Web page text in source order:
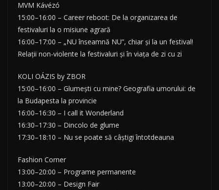
MVM Kávézó
15:00–16:00 – Career reboot: De la organizarea de
festivaluri la o misiune agrară
16:00–17:00 – „NU înseamnă NU”, chiar și la un festival!
Relații non-violente la festivaluri și în viața de zi cu zi
KOLI OÁZIS by ZBOR
15:00–16:00 – Glumești cu mine? Geografia umorului: de
la Budapesta la provincie
16:00–16:30 – I call it Wonderland
16:30–17:30 – Dincolo de glume
17:30–18:10 – Nu se poate să câștigi întotdeauna
Fashion Corner
13:00–20:00 – Programe permanente
13:00–20:00 – Design Fair